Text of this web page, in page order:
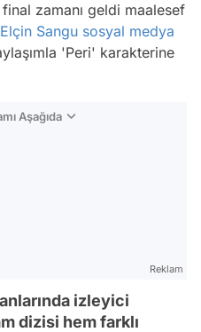
zamanı geldi maalesef
Elçin Sangu sosyal medya
'Peri' karakterine
Aşağıda
Reklam
izleyici
dizisi hem farklı